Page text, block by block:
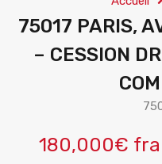
75017 PARIS,
– CESSION
180,000€